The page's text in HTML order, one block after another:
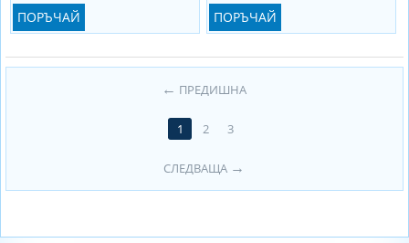
ПОРЪЧАЙ ПОРЪЧАЙ
ПРЕДИШНА
1 2 3
СЛЕДВАЩА